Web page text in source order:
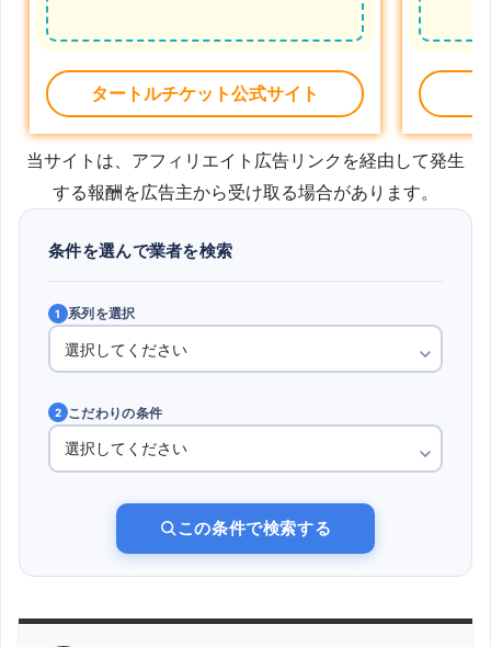
タートルチケット公式サイト
当サイトは、アフィリエイト広告リンクを経由して発生
する報酬を広告主から受け取る場合があります。
条件を選んで業者を検索
1 系列を選択
2 こだわりの条件
この条件で検索する